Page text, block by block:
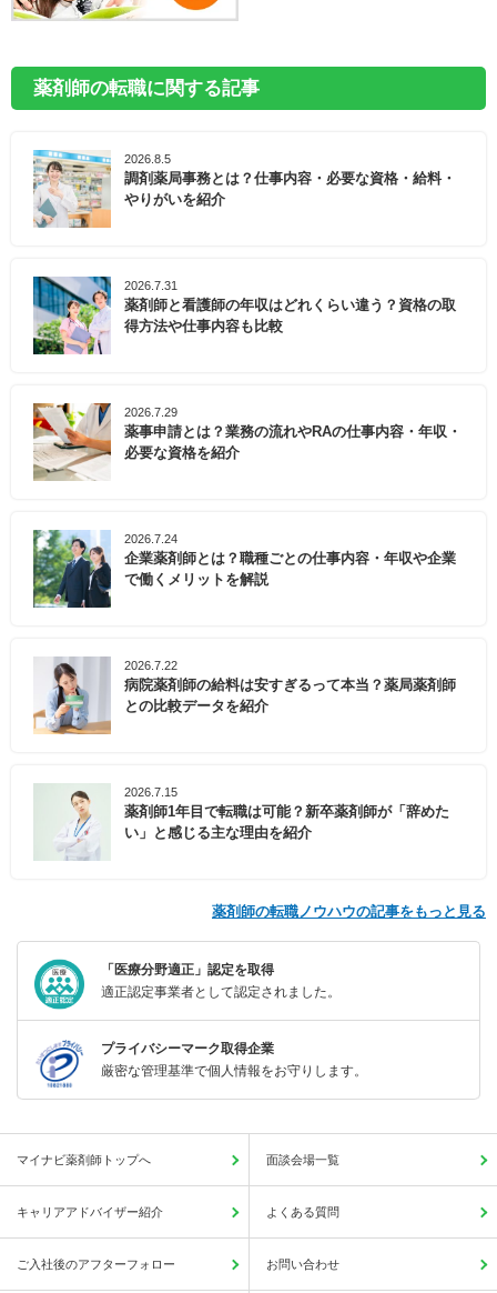
薬剤師の転職に関する記事
2026.8.5
調剤薬局事務とは？仕事内容・必要な資格・給料・
やりがいを紹介
2026.7.31
薬剤師と看護師の年収はどれくらい違う？資格の取
得方法や仕事内容も比較
2026.7.29
薬事申請とは？業務の流れやRAの仕事内容・年収・
必要な資格を紹介
2026.7.24
企業薬剤師とは？職種ごとの仕事内容・年収や企業
で働くメリットを解説
2026.7.22
病院薬剤師の給料は安すぎるって本当？薬局薬剤師
との比較データを紹介
2026.7.15
薬剤師1年目で転職は可能？新卒薬剤師が「辞めた
い」と感じる主な理由を紹介
薬剤師の転職ノウハウの記事をもっと見る
「医療分野適正」認定を取得
適正認定事業者として認定されました。
プライバシーマーク取得企業
厳密な管理基準で個人情報をお守りします。
マイナビ薬剤師トップへ 面談会場一覧
キャリアアドバイザー紹介 よくある質問
ご入社後のアフターフォロー お問い合わせ